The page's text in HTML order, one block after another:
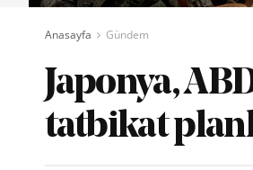
Anasayfa Gündem
Japonya,
tatbikat